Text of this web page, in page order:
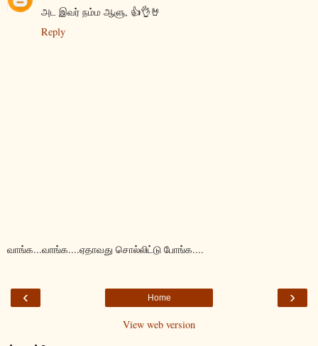
அட இவர் நம்ம ஆளு, 👍👌🤘
Reply
வாங்க...வாங்க....ஏதாவது சொல்லிட்டு போங்க....
‹ ›
Home
View web version